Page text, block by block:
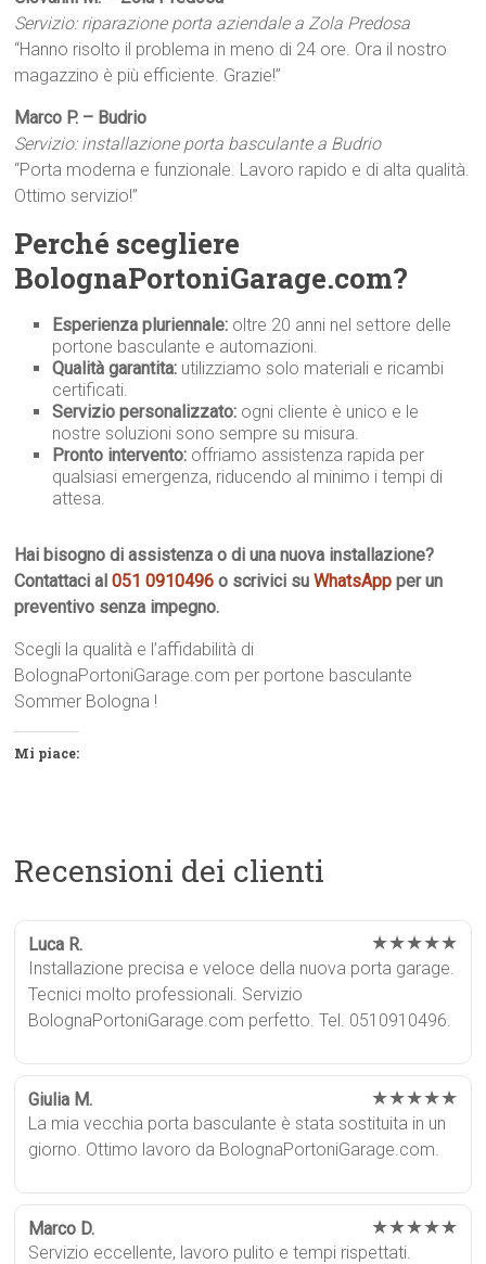
Servizio: riparazione porta aziendale a Zola Predosa
“Hanno risolto il problema in meno di 24 ore. Ora il nostro
magazzino è più efficiente. Grazie!”
Marco P. – Budrio
Servizio: installazione porta basculante a Budrio
“Porta moderna e funzionale. Lavoro rapido e di alta qualità.
Ottimo servizio!”
Perché scegliere
BolognaPortoniGarage.com?
Esperienza pluriennale: oltre 20 anni nel settore delle
portone basculante e automazioni.
Qualità garantita: utilizziamo solo materiali e ricambi
certificati.
Servizio personalizzato: ogni cliente è unico e le
nostre soluzioni sono sempre su misura.
Pronto intervento: offriamo assistenza rapida per
qualsiasi emergenza, riducendo al minimo i tempi di
attesa.
Hai bisogno di assistenza o di una nuova installazione?
Contattaci al051 0910496 o scrivici suWhatsApp per un
preventivo senza impegno.
Scegli la qualità e l’affidabilità di
BolognaPortoniGarage.com per portone basculante
Sommer Bologna !
Mi piace:
Recensioni dei clienti
Luca R. ★★★★★
Installazione precisa e veloce della nuova porta garage.
Tecnici molto professionali. Servizio
BolognaPortoniGarage.com perfetto. Tel. 0510910496.
Giulia M. ★★★★★
La mia vecchia porta basculante è stata sostituita in un
giorno. Ottimo lavoro da BolognaPortoniGarage.com.
Marco D. ★★★★★
Servizio eccellente, lavoro pulito e tempi rispettati.